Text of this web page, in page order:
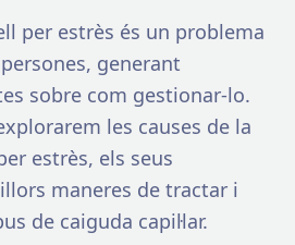
per estrès és un problema
generant
sobre com gestionar-lo.
les causes de la
estrès, els seus
maneres de tractar i
de caiguda capil·lar.